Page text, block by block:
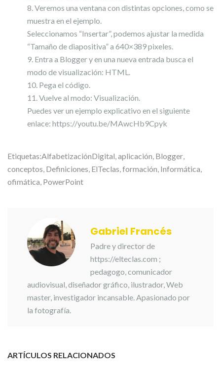
Veremos una ventana con distintas opciones, como se
muestra en el ejemplo.
Seleccionamos “Insertar”, podemos ajustar la medida
“Tamaño de diapositiva” a 640×389 pixeles.
Entra a Blogger y en una nueva entrada busca el
modo de visualización: HTML.
Pega el código.
Vuelve al modo: Visualización.
Puedes ver un ejemplo explicativo en el siguiente
enlace: https://youtu.be/MAwcHb9Cpyk
Etiquetas:AlfabetizaciónDigital,aplicación, Blogger,
conceptos, Definiciones, ElTeclas,formación, Informática,
ofimática, PowerPoint
Gabriel Francés
Padre y director de
https://elteclas.com ;
pedagogo, comunicador
audiovisual, diseñador gráfico, ilustrador, Web
master, investigador incansable. Apasionado por
la fotografía.
ARTÍCULOS RELACIONADOS